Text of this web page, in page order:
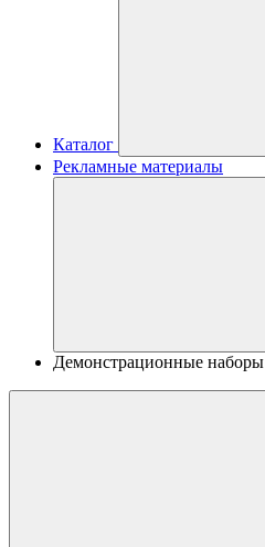
Каталог
Рекламные материалы
Демонстрационные наборы